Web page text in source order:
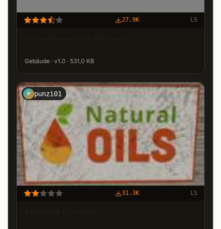
27.9K LS
Gebäude · v1.0 · 531,0 KB
P punzi01
31.3K LS